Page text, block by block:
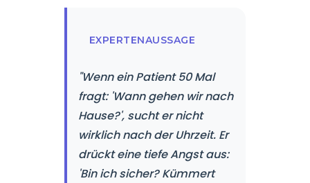
EXPERTENAUSSAGE
"Wenn ein Patient 50 Mal
fragt: 'Wann gehen wir nach
Hause?', sucht er nicht
wirklich nach der Uhrzeit. Er
drückt eine tiefe Angst aus:
'Bin ich sicher? Kümmert